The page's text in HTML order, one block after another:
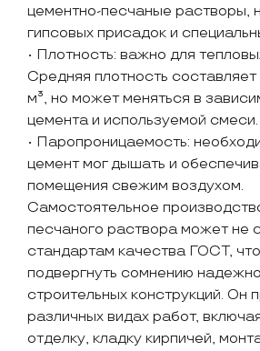
цементно-песчаные растворы,
гипсовых присадок и
• Плотность: важно для
Средняя плотность
м³, но может меняться в
цемента и используемой смеси.
• Паропроницаемость:
цемент мог дышать и
помещения свежим воздухом.
Самостоятельное
песчаного раствора может не
стандартам качества ГОСТ,
подвергнуть сомнению
строительных конструкций. Он
различных видах работ,
отделку, кладку кирпичей,